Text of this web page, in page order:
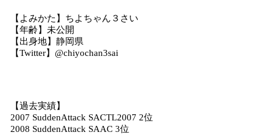
【よみかた】ちよちゃん３さい
【年齢】未公開
【出身地】静岡県
【Twitter】@chiyochan3sai
【過去実績】
2007 SuddenAttack SACTL2007 2位
2008 SuddenAttack SAAC 3位